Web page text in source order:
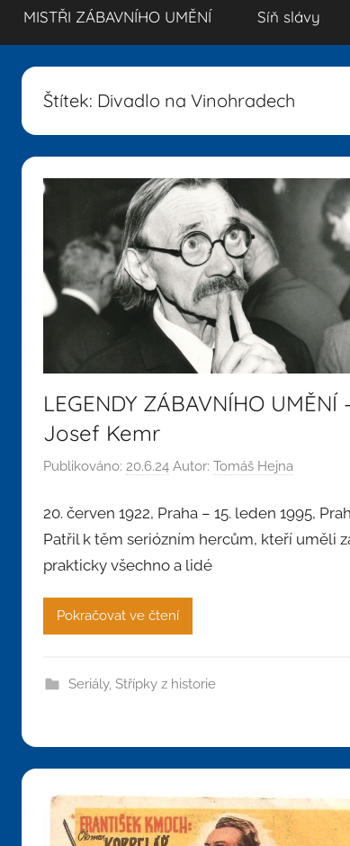
MISTŘI ZÁBAVNÍHO UMĚNÍ Síň slávy
Štítek: Divadlo na Vinohradech
LEGENDY ZÁBAVNÍHO UMĚNÍ
Josef Kemr
Publikováno: 20.6.24 Autor: Tomáš Hejna
20. červen 1922, Praha – 15. leden 1995,
Patřil k těm seriózním hercům, kteří uměli
prakticky všechno a lidé
Pokračovat ve čtení
Seriály, Střípky z historie